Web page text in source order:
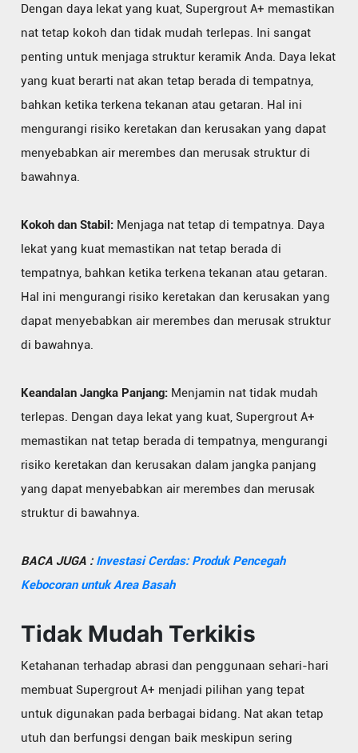
Dengan daya lekat yang kuat, Supergrout A+ memastikan
nat tetap kokoh dan tidak mudah terlepas. Ini sangat
penting untuk menjaga struktur keramik Anda. Daya lekat
yang kuat berarti nat akan tetap berada di tempatnya,
bahkan ketika terkena tekanan atau getaran. Hal ini
mengurangi risiko keretakan dan kerusakan yang dapat
menyebabkan air merembes dan merusak struktur di
bawahnya.
Kokoh dan Stabil: Menjaga nat tetap di tempatnya. Daya
lekat yang kuat memastikan nat tetap berada di
tempatnya, bahkan ketika terkena tekanan atau getaran.
Hal ini mengurangi risiko keretakan dan kerusakan yang
dapat menyebabkan air merembes dan merusak struktur
di bawahnya.
Keandalan Jangka Panjang: Menjamin nat tidak mudah
terlepas. Dengan daya lekat yang kuat, Supergrout A+
memastikan nat tetap berada di tempatnya, mengurangi
risiko keretakan dan kerusakan dalam jangka panjang
yang dapat menyebabkan air merembes dan merusak
struktur di bawahnya.
BACA JUGA : Investasi Cerdas: Produk Pencegah
Kebocoran untuk Area Basah
Tidak Mudah Terkikis
Ketahanan terhadap abrasi dan penggunaan sehari-hari
membuat Supergrout A+ menjadi pilihan yang tepat
untuk digunakan pada berbagai bidang. Nat akan tetap
utuh dan berfungsi dengan baik meskipun sering